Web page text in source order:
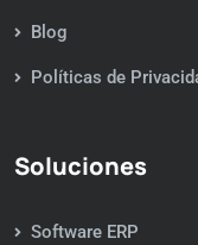
Blog
Políticas de
Soluciones
Software ERP